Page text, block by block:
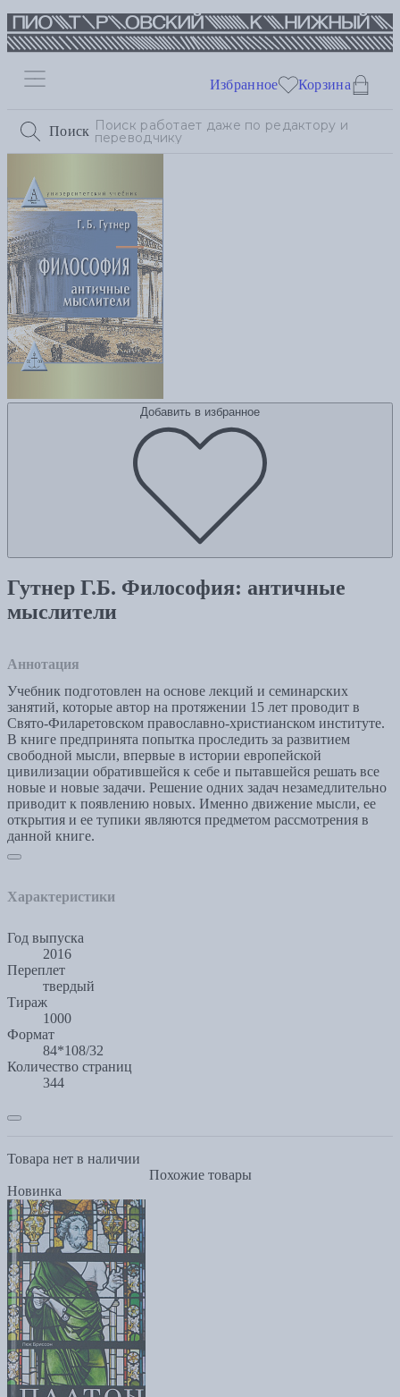
Поиск
Избранное Корзина
Добавить в избранное
Гутнер Г.Б. Философия: античные
мыслители
Аннотация
Учебник подготовлен на основе лекций и семинарских
занятий, которые автор на протяжении 15 лет проводит в
Свято-Филаретовском православно-христианском институте.
В книге предпринята попытка проследить за развитием
свободной мысли, впервые в истории европейской
цивилизации обратившейся к себе и пытавшейся решать все
новые и новые задачи. Решение одних задач незамедлительно
приводит к появлению новых. Именно движение мысли, ее
открытия и ее тупики являются предметом рассмотрения в
данной книге.
Характеристики
Год выпуска
2016
Переплет
твердый
Тираж
1000
Формат
84*108/32
Количество страниц
344
Товара нет в наличии
Похожие товары
Новинка